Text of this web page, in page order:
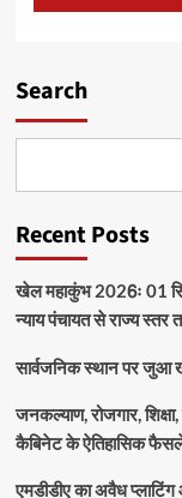
Search
Recent Posts
खेल महाकुंभ 2026ः 01
न्याय पंचायत से राज्य स्तर
सार्वजनिक स्थान पर जुआ
जनकल्याण, रोजगार,
कैबिनेट के ऐतिहासिक
एमडीडीए का अवैध प्लाटिंग